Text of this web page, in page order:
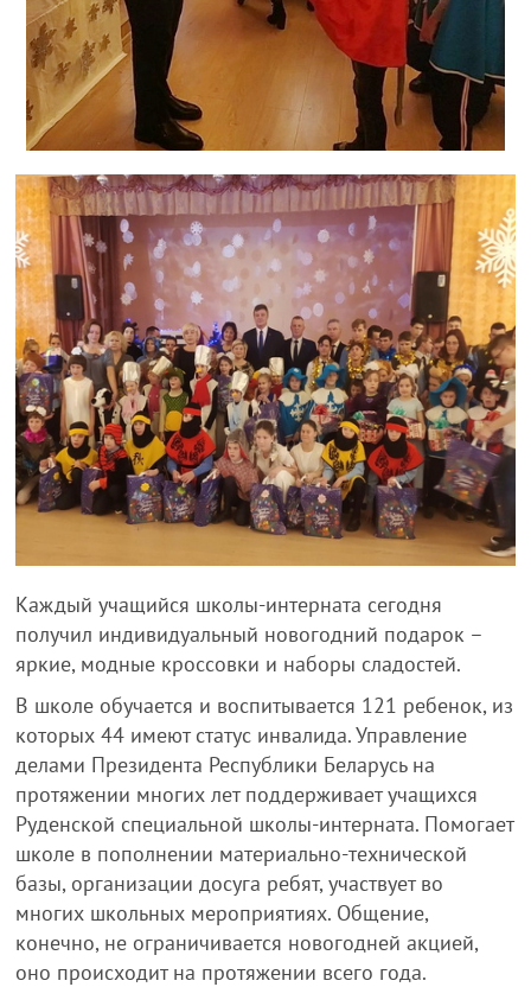
Каждый учащийся школы-интерната сегодня
получил индивидуальный новогодний подарок –
яркие, модные кроссовки и наборы сладостей.
В школе обучается и воспитывается 121 ребенок, из
которых 44 имеют статус инвалида. Управление
делами Президента Республики Беларусь на
протяжении многих лет поддерживает учащихся
Руденской специальной школы-интерната. Помогает
школе в пополнении материально-технической
базы, организации досуга ребят, участвует во
многих школьных мероприятиях. Общение,
конечно, не ограничивается новогодней акцией,
оно происходит на протяжении всего года.